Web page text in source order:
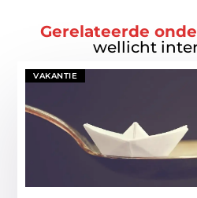
Gerelateerde
wellicht
VAKANTIE